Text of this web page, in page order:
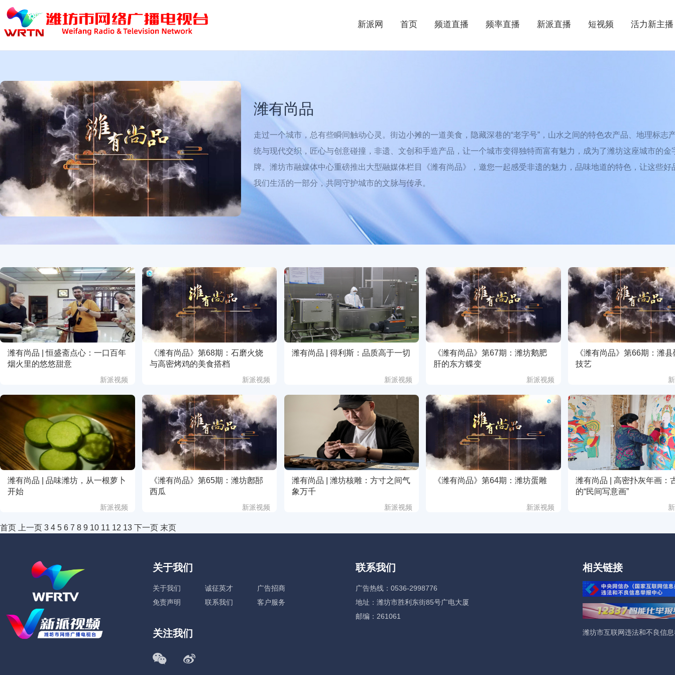
新派网 首页 频道直播 频率直播 新派直播 短视频 活力新主播
潍有尚品
走过一个城市，总有些瞬间触动心灵。街边小摊的一道美食，隐藏深巷的“老字号”，山水之间的特色农产品、地理标志
统与现代交织，匠心与创意碰撞，非遗、文创和手造产品，让一个城市变得独特而富有魅力，成为了潍坊这座城市的金
牌。潍坊市融媒体中心重磅推出大型融媒体栏目《潍有尚品》，邀您一起感受非遗的魅力，品味地道的特色，让这些好
我们生活的一部分，共同守护城市的文脉与传承。
潍有尚品 | 恒盛斋点心：一口百年
烟火里的悠悠甜意
新派视频
《潍有尚品》第68期：石磨火烧
与高密烤鸡的美食搭档
新派视频
潍有尚品 | 得利斯：品质高于一切
新派视频
《潍有尚品》第67期：潍坊鹅肥
肝的东方蝶变
新派视频
《潍有尚品》第66期：潍
技艺
潍有尚品 | 品味潍坊，从一根萝卜
开始
新派视频
《潍有尚品》第65期：潍坊鄌郚
西瓜
新派视频
潍有尚品 | 潍坊核雕：方寸之间气
象万千
新派视频
《潍有尚品》第64期：潍坊蛋雕
新派视频
潍有尚品 | 高密扑灰年画：
的“民间写意画”
首页 上一页 3 4 5 6 7 8 9 10 11 12 13 下一页 末页
关于我们
关于我们 诚征英才
广告招商
免责声明
联系我们 客户服务
关注我们
联系我们
广告热线：0536-2998776
地址：潍坊市胜利东街85号广电大厦
邮编：261061
相关链接
潍坊市互联网违法和不良信